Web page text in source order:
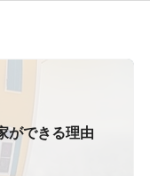
ができる理由